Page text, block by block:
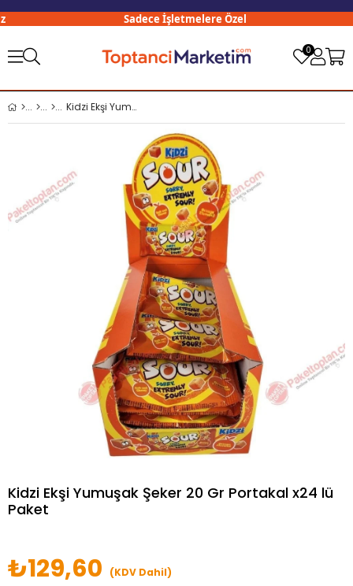
Sadece İşletmelere Özel
0
Kidzi Ekşi Yumuşak Şeker 20 Gr Portakal x24 lü Paket
Kidzi Ekşi Yumuşak Şeker 20 Gr Portakal x24 lü
Paket
₺129,60 (KDV Dahil)